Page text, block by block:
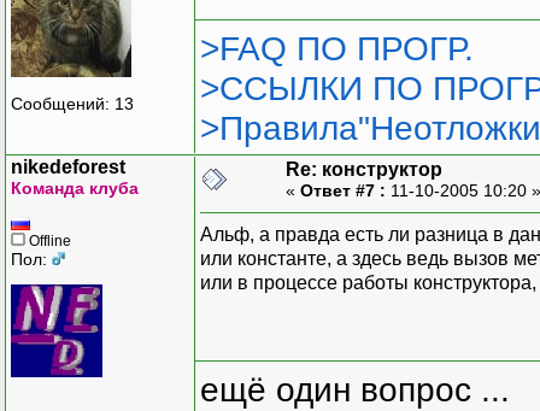
Сообщений: 13
>FAQ ПО ПРОГР.
>ССЫЛКИ ПО
nikedeforest
Команда клуба
Offline
Пол:
Re: конструктор
« Ответ #7 : 11-10-2005 10:20
Альф, а правда есть ли разница в
или константе, а здесь ведь вызов
или в процессе работы
ещё один вопрос ...